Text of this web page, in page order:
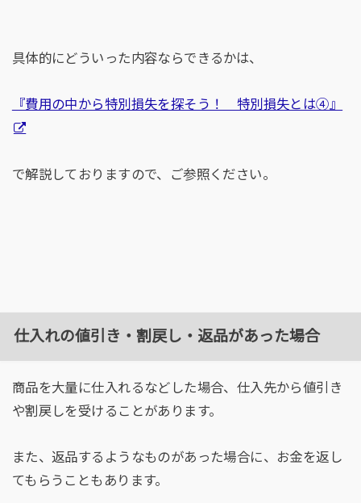
具体的にどういった内容ならできるかは、
『費用の中から特別損失を探そう！ 特別損失とは④』
で解説しておりますので、ご参照ください。
仕入れの値引き・割戻し・返品があった場合
商品を大量に仕入れるなどした場合、仕入先から値引き
や割戻しを受けることがあります。
また、返品するようなものがあった場合に、お金を返し
てもらうこともあります。